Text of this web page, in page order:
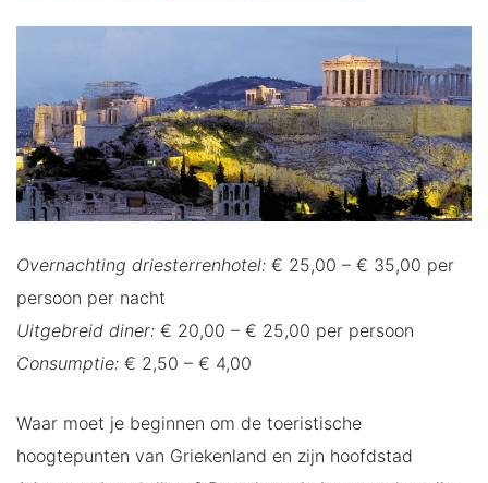
Overnachting driesterrenhotel: € 25,00 – € 35,00 per
persoon per nacht
Uitgebreid diner: € 20,00 – € 25,00 per persoon
Consumptie: € 2,50 – € 4,00
Waar moet je beginnen om de toeristische
hoogtepunten van Griekenland en zijn hoofdstad